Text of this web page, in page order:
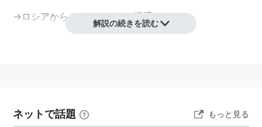
→ ロシアからのオリンピック選手
解説の続きを読む
ネットで話題 もっと見る